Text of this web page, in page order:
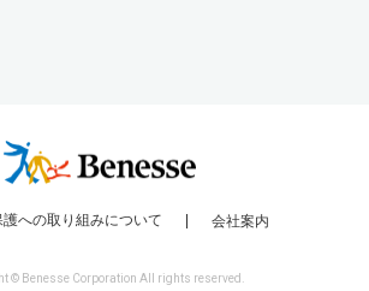
への取り組みについて 会社案内
© Benesse Corporation All rights reserved.